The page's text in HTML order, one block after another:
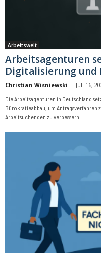
Arbeitswelt
Arbeitsagenturen
Digitalisierung und
Christian Wisniewski - Juli 16,
Die Arbeitsagenturen in Deutschland
Bürokratieabbau, um Antragsverfahren
Arbeitsuchenden zu verbessern.